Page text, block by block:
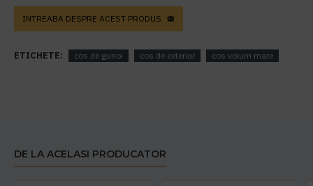
INTREABA DESPRE ACEST PRODUS
ETICHETE: cos de gunoi cos de exterior cos volum mare
DE LA ACELASI PRODUCATOR